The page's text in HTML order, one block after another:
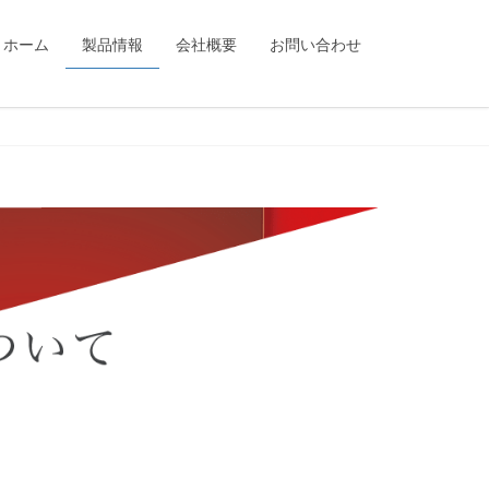
ホーム 製品情報 会社概要 お問い合わせ